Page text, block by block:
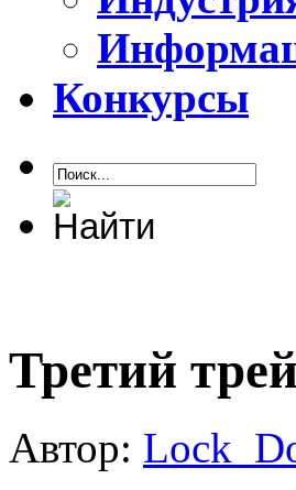
Конкурсы
Третий
Автор: